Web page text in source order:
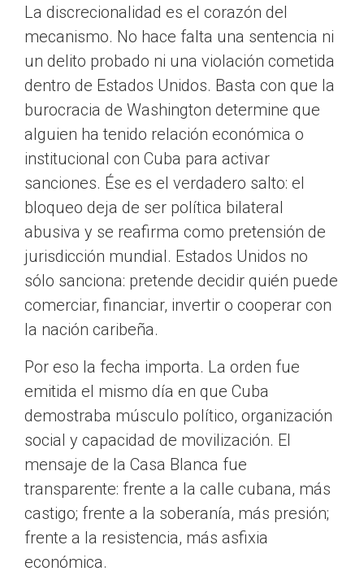
La discrecionalidad es el corazón del
mecanismo. No hace falta una sentencia ni
un delito probado ni una violación cometida
dentro de Estados Unidos. Basta con que la
burocracia de Washington determine que
alguien ha tenido relación económica o
institucional con Cuba para activar
sanciones. Ése es el verdadero salto: el
bloqueo deja de ser política bilateral
abusiva y se reafirma como pretensión de
jurisdicción mundial. Estados Unidos no
sólo sanciona: pretende decidir quién puede
comerciar, financiar, invertir o cooperar con
la nación caribeña.
Por eso la fecha importa. La orden fue
emitida el mismo día en que Cuba
demostraba músculo político, organización
social y capacidad de movilización. El
mensaje de la Casa Blanca fue
transparente: frente a la calle cubana, más
castigo; frente a la soberanía, más presión;
frente a la resistencia, más asfixia
económica.